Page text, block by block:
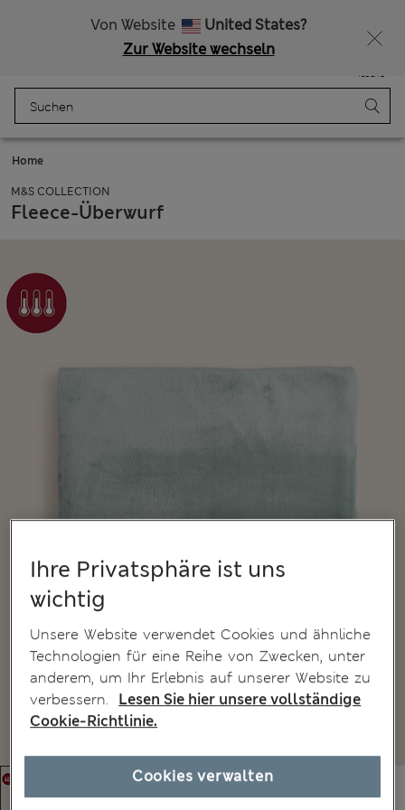
Von Website
United States?
Zur Website wechseln
Tasche
Home
M&S COLLECTION
Fleece-Überwurf
Ihre Privatsphäre ist uns
wichtig
Unsere Website verwendet Cookies und ähnliche
Technologien für eine Reihe von Zwecken, unter
anderem, um Ihr Erlebnis auf unserer Website zu
verbessern.
Lesen Sie hier unsere vollständige
Cookie-Richtlinie.
Cookies verwalten